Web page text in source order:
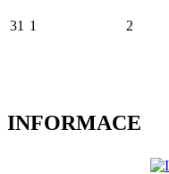
31 1 2
INFORMACE